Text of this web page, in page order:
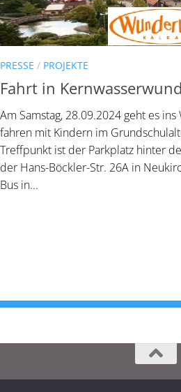
PRESSE / PROJEKTE
Fahrt in
Am Samstag, 28.09.2024 geht es
fahren mit Kindern im
Treffpunkt ist der Parkplatz hinter
der Hans-Böckler-Str. 26A in
Bus in...